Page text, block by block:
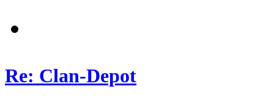
Re: Clan-Depot